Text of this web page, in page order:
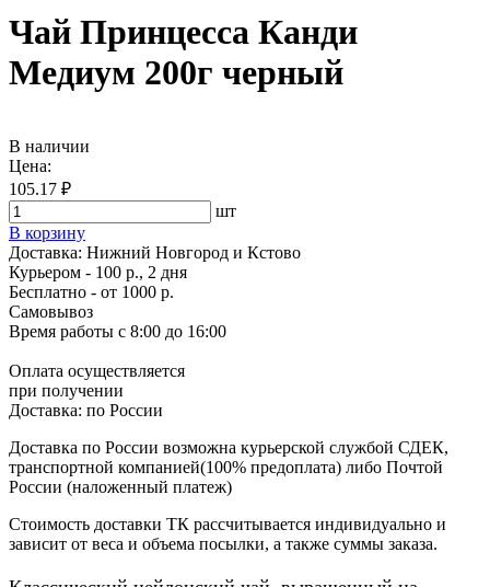
Чай Принцесса Канди
Медиум 200г черный
В наличии
Цена:
105.17 ₽
шт
В корзину
Доставка: Нижний Новгород и Кстово
Курьером - 100 р., 2 дня
Бесплатно - от 1000 р.
Самовывоз
Время работы с 8:00 до 16:00
Оплата осуществляется
при получении
Доставка: по России
Доставка по России возможна курьерской службой СДЕК,
транспортной компанией(100% предоплата) либо Почтой
России (наложенный платеж)
Стоимость доставки ТК рассчитывается индивидуально и
зависит от веса и объема посылки, а также суммы заказа.